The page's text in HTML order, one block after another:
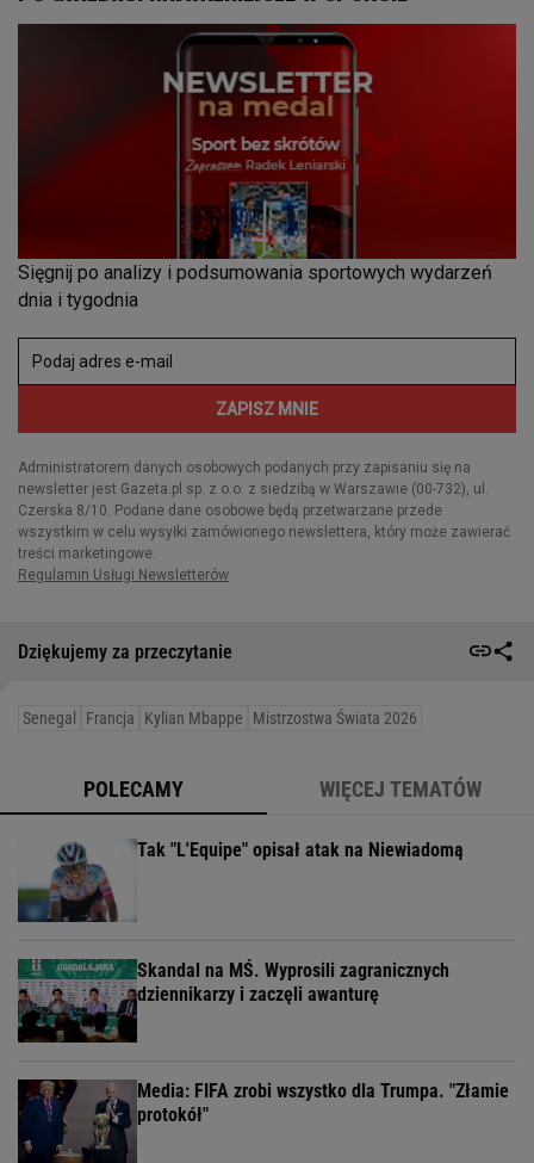
Dziękujemy za przeczytanie
Senegal Francja Kylian Mbappe Mistrzostwa Świata 2026
POLECAMY WIĘCEJ TEMATÓW
Tak "L'Equipe" opisał atak na Niewiadomą
Skandal na MŚ. Wyprosili zagranicznych
dziennikarzy i zaczęli awanturę
Media: FIFA zrobi wszystko dla Trumpa. "Złamie
protokół"